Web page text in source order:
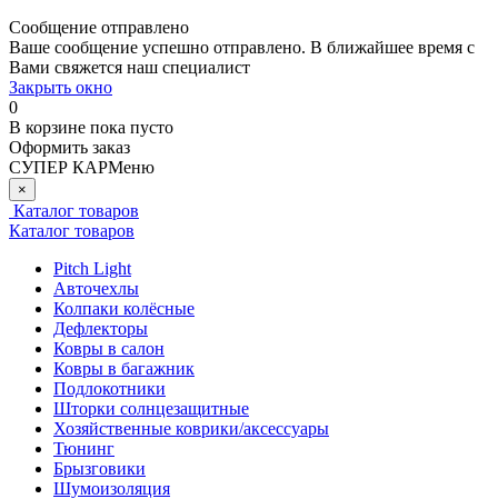
Сообщение отправлено
Ваше сообщение успешно отправлено. В ближайшее время с
Вами свяжется наш специалист
Закрыть окно
0
В корзине пока пусто
Оформить заказ
СУПЕР КАРМеню
×
Каталог товаров
Каталог товаров
Pitch Light
Авточехлы
Колпаки колёсные
Дефлекторы
Ковры в салон
Ковры в багажник
Подлокотники
Шторки солнцезащитные
Хозяйственные коврики/аксессуары
Тюнинг
Брызговики
Шумоизоляция